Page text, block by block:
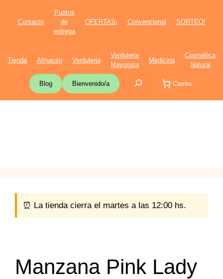
Contacto
Puntos
de
entrega
OFERTAS¡ Convencional SORTEO!
Tienda Almacén Verduleria
Verduleria
Mayorista
Medicina
Cosmética
Natural
Blog Bienvenido/a
Carrito
⏰ La tienda cierra el martes a las 12:00 hs.
Manzana Pink Lady